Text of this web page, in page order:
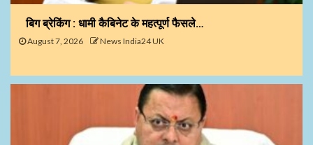
बिग ब्रेकिंग : धामी कैबिनेट के महत्पूर्ण फैसले…
August 7, 2026 News India24 UK